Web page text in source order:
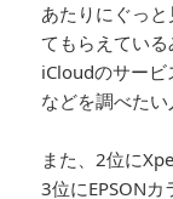
あたりにぐっ
てもらえている
iCloudのサー
などを調べたい
また、2位に
3位にEPSON